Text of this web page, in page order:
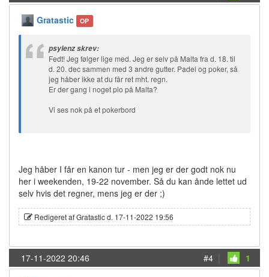
Gratastic OP
psylenz skrev:
Fedt! Jeg følger lige med. Jeg er selv på Malta fra d. 18. til
d. 20. dec sammen med 3 andre gutter. Padel og poker, så
jeg håber ikke at du får ret mht. regn.
Er der gang i noget plo på Malta?
Vi ses nok på et pokerbord
Jeg håber I får en kanon tur - men jeg er der godt nok nu
her i weekenden, 19-22 november. Så du kan ånde lettet ud
selv hvis det regner, mens jeg er der ;)
Redigeret af Gratastic d. 17-11-2022 19:56
17-11-2022 20:46 #4 | 1